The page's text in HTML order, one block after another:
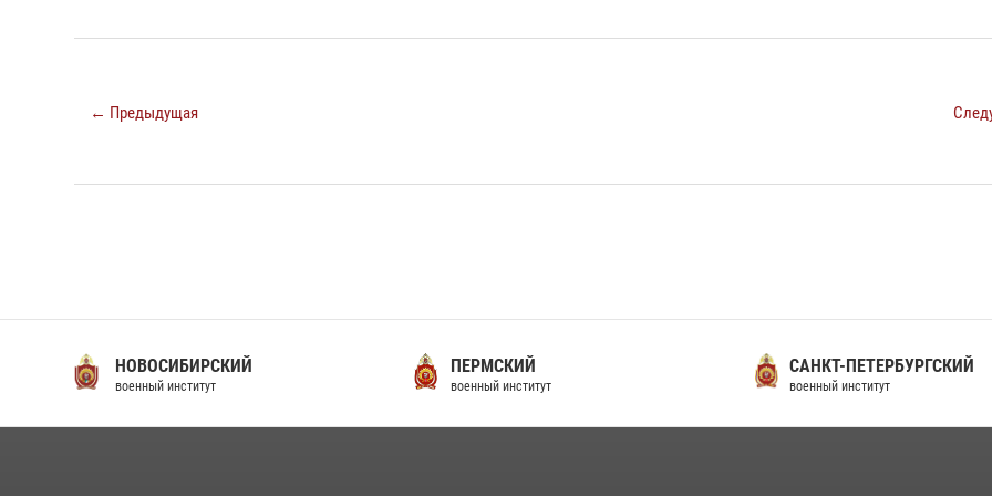
← Предыдущая
НОВОСИБИРСКИЙ
военный институт
ПЕРМСКИЙ
военный институт
САНКТ-ПЕТЕРБУРГСКИЙ
военный институт